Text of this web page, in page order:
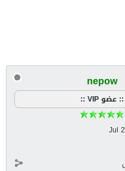
nepow
:: عضو VIP ::
Jul